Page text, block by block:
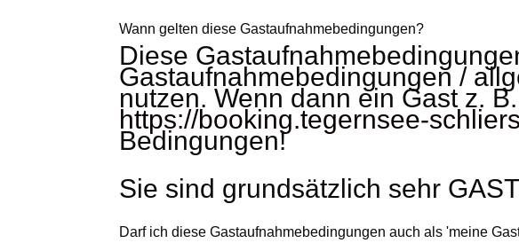
Wann gelten diese Gastaufnahmebedingungen?
Diese
Gastaufnahmebedingungen /
nutzen. Wenn dann ein Gast z.
https://booking.tegernsee-
Bedingungen!
Sie sind grundsätzlich sehr
Darf ich diese Gastaufnahmebedingungen auch als 'meine